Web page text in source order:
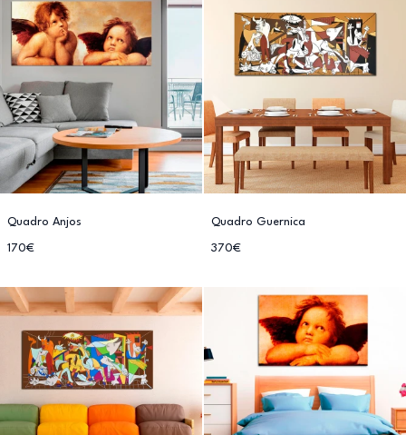
Quadro Anjos
170€
Quadro Guernica
370€